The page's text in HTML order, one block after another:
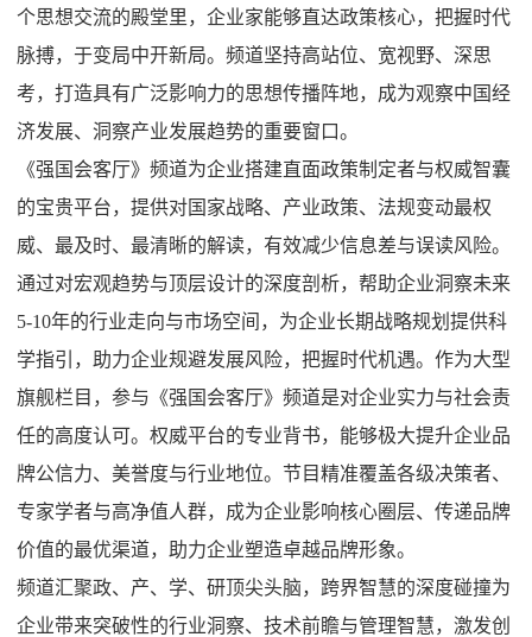
个思想交流的殿堂里，企业家能够直达政策核心，把握时代
脉搏，于变局中开新局。 频道坚持高站位、宽视野、深思
考，打造具有广泛影响力的思想传播阵地，成为观察中国经
济发展、洞察产业发展趋势的重要窗口。
《强国会客厅》 频道为企业搭建直面政策制定者与权威智囊
的宝贵平台，提供对国家战略、产业政策、法规变动最权
威、最及时、最清晰的解读，有效减少信息差与误读风险。
通过对宏观趋势与顶层设计的深度剖析，帮助企业洞察未来
5-10年的行业走向与市场空间，为企业长期战略规划提供科
学指引，助力企业规避发展风险，把握时代机遇。作为大型
旗舰栏目，参与 《强国会客厅》 频道是对企业实力与社会责
任的高度认可。权威平台的专业背书，能够极大提升企业品
牌公信力、美誉度与行业地位。节目精准覆盖各级决策者、
专家学者与高净值人群，成为企业影响核心圈层、传递品牌
价值的最优渠道，助力企业塑造卓越品牌形象。
频道汇聚政、产、学、研顶尖头脑，跨界智慧的深度碰撞为
企业带来突破性的行业洞察、技术前瞻与管理智慧，激发创